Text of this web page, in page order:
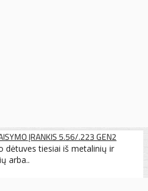
ĮRANKIS 5.56/.223 GEN2
dėtuves tiesiai iš metalinių ir
arba..